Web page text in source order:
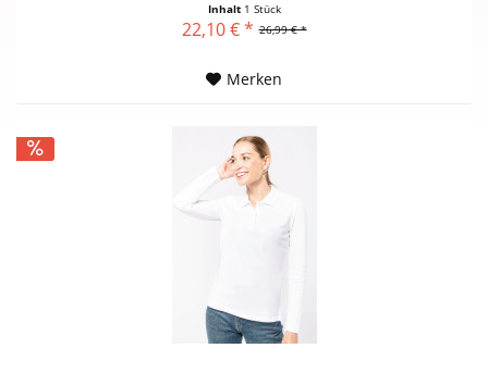
Inhalt 1 Stück
26,99 € *
22,10 € *
Merken